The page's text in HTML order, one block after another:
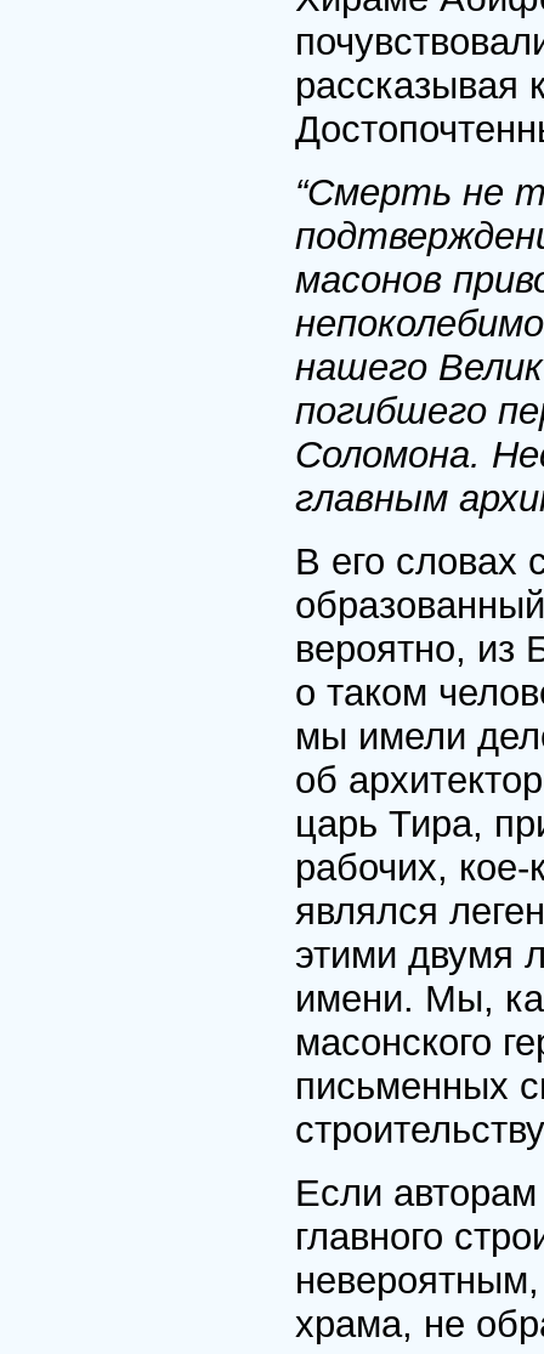
рассказывая
“Смерть не
масонов
нашего
погибшего
Соломона.
главным
В его словах
вероятно, из
о таком
мы имели
об
царь Тира,
рабочих,
являлся
этими двумя
имени. Мы,
масонского
письменных
Если
главного
невероятным,
храма, не